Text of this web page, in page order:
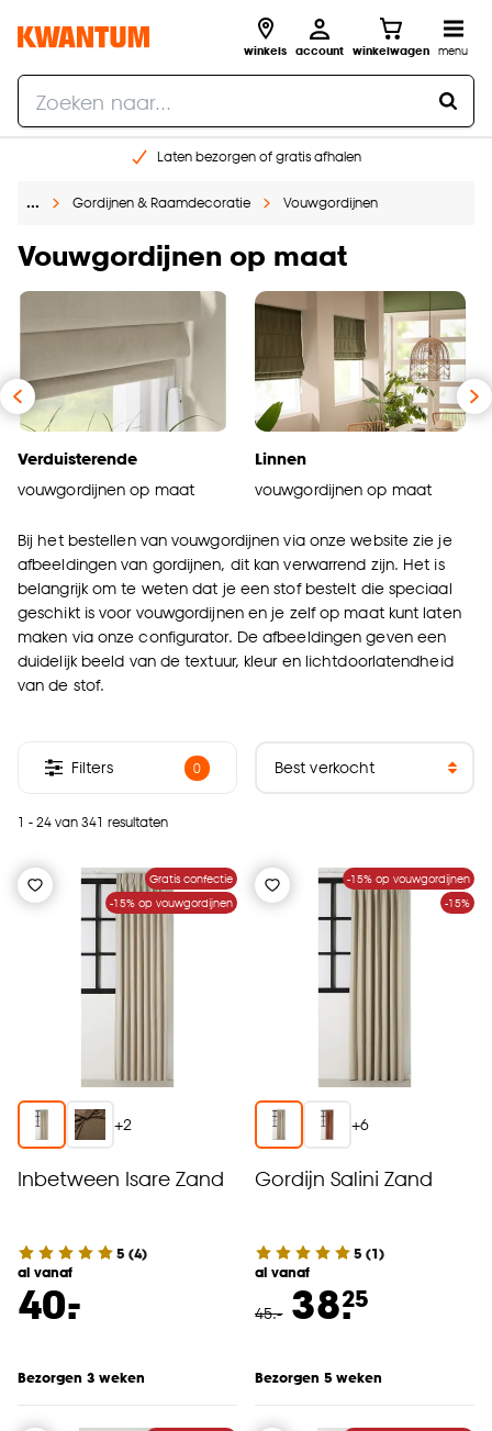
winkels account winkelwagen menu
Laten bezorgen of gratis afhalen
Gratis raam advies en opmeten aan huis
… Gordijnen & Raamdecoratie Vouwgordijnen
Vouwgordijnen op maat
Verduisterende
vouwgordijnen op maat
Linnen
vouwgordijnen op maat
Bij het bestellen van vouwgordijnen via onze website zie je
afbeeldingen van gordijnen, dit kan verwarrend zijn. Het is
belangrijk om te weten dat je een stof bestelt die speciaal
geschikt is voor vouwgordijnen en je zelf op maat kunt laten
maken via onze configurator. De afbeeldingen geven een
duidelijk beeld van de textuur, kleur en lichtdoorlatendheid
van de stof.
1 - 24 van 341 resultaten
Filters 0
Gratis confectie
-15% op vouwgordijnen
+2
Inbetween Isare Zand
5 (4)
al vanaf
40.
-
Bezorgen 3 weken
-15% op vouwgordijnen
-15%
+6
Gordijn Salini Zand
5 (1)
al vanaf
45.- 38.25
Bezorgen 5 weken